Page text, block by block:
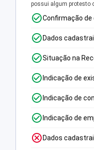
possui algum protesto
Confirmação de
Dados
Situação na
Indicação de
Indicação de
Indicação de
Dados